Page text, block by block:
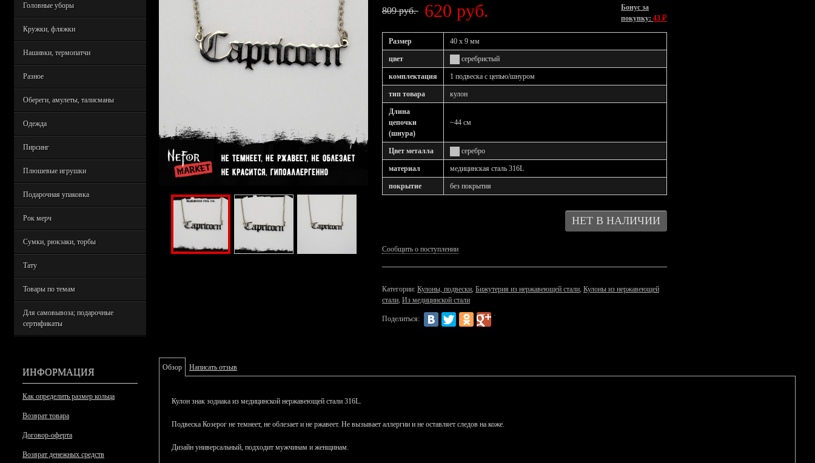
Головные уборы
Кружки, фляжки
Нашивки, термопатчи
Разное
Обереги, амулеты, талисманы
Одежда
Пирсинг
Плюшевые игрушки
Подарочная упаковка
Рок мерч
Сумки, рюкзаки, торбы
Тату
Товары по темам
Для самовывоза; подарочные
сертификаты
ИНФОРМАЦИЯ
Как определить размер кольца
Возврат товара
Договор-оферта
Возврат денежных средств
809 руб. 620 руб.
Бонус за
покупку: 43 ₽
Размер 40 х 9 мм
цвет серебристый
комплектация 1 подвеска с цепью/шнуром
тип товара кулон
Длина
цепочки
(шнура)
~44 см
Цвет металла серебро
материал медицинская сталь 316L
покрытие без покрытия
Сообщить о поступлении
Категории: Кулоны, подвески, Бижутерия из нержавеющей стали, Кулоны из нержавеющей
стали, Из медицинской стали
Поделиться:
Обзор Написать отзыв
Кулон знак зодиака из медицинской нержавеющей стали 316L.
Подвеска Козерог не темнеет, не облезает и не ржавеет. Не вызывает аллергии и не оставляет следов на коже.
Дизайн универсальный, подходит мужчинам и женщинам.